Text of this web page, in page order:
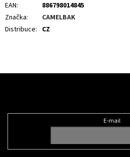
EAN:
886798014845
Značka:
CAMELBAK
Distribuce: CZ
E-mail